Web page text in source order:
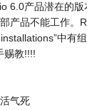
6.0产品潜在的版
产品不能工作。
中有组
赐教!!!!
气死